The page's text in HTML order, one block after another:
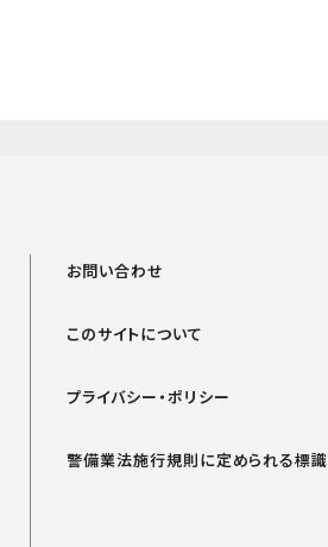
お問い合わせ
このサイトについて
プライバシー・ポリシー
警備業法施行規則に定められる標識